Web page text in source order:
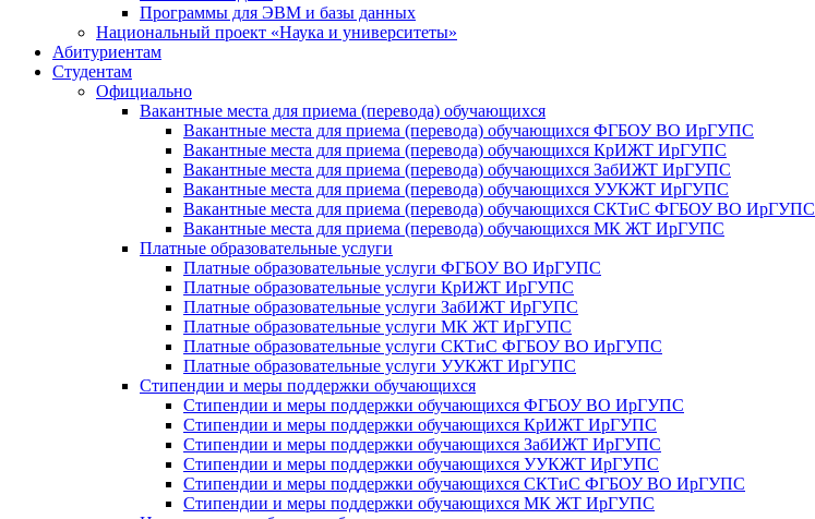
Программы для ЭВМ и базы данных
Национальный проект «Наука и университеты»
Абитуриентам
Студентам
Официально
Вакантные места для приема (перевода) обучающихся
Вакантные места для приема (перевода) обучающихся ФГБОУ ВО ИрГУПС
Вакантные места для приема (перевода) обучающихся КрИЖТ ИрГУПС
Вакантные места для приема (перевода) обучающихся ЗабИЖТ ИрГУПС
Вакантные места для приема (перевода) обучающихся УУКЖТ ИрГУПС
Вакантные места для приема (перевода) обучающихся СКТиС ФГБОУ ВО ИрГУПС
Вакантные места для приема (перевода) обучающихся МК ЖТ ИрГУПС
Платные образовательные услуги
Платные образовательные услуги ФГБОУ ВО ИрГУПС
Платные образовательные услуги КрИЖТ ИрГУПС
Платные образовательные услуги ЗабИЖТ ИрГУПС
Платные образовательные услуги МК ЖТ ИрГУПС
Платные образовательные услуги СКТиС ФГБОУ ВО ИрГУПС
Платные образовательные услуги УУКЖТ ИрГУПС
Стипендии и меры поддержки обучающихся
Стипендии и меры поддержки обучающихся ФГБОУ ВО ИрГУПС
Стипендии и меры поддержки обучающихся КрИЖТ ИрГУПС
Стипендии и меры поддержки обучающихся ЗабИЖТ ИрГУПС
Стипендии и меры поддержки обучающихся УУКЖТ ИрГУПС
Стипендии и меры поддержки обучающихся СКТиС ФГБОУ ВО ИрГУПС
Стипендии и меры поддержки обучающихся МК ЖТ ИрГУПС